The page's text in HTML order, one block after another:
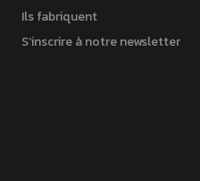
Ils fabriquent
S’inscrire à notre newsletter